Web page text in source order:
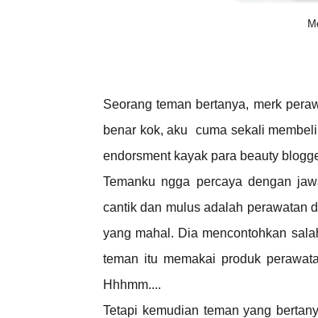
Seorang teman bertanya, merk
benar kok, aku cuma sekali
endorsment kayak para beauty
Temanku ngga percaya dengan
cantik dan mulus adalah perawatan
yang mahal. Dia mencontohkan
teman itu memakai produk
Hhhmm....
Tetapi kemudian teman yang